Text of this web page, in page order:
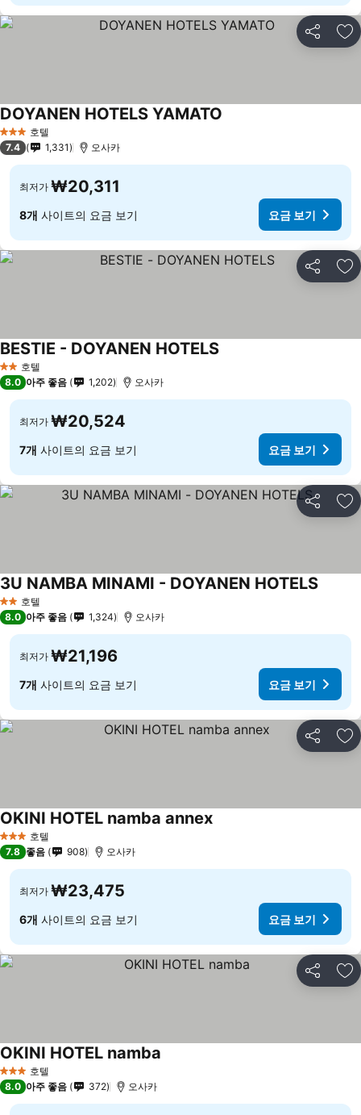
공유 즐
3 성급 호텔
DOYANEN HOTELS YAMATO
7.4 1,331 오사카
최저가 ₩20,311
8개 사이트의 요금 보기 요금 보기
공유 즐
2 성급호텔
BESTIE - DOYANEN HOTELS
8.0 아주 좋음 1,202 오사카
최저가 ₩20,524
7개 사이트의 요금 보기 요금 보기
공유 즐
2 성급호텔
3U NAMBA MINAMI - DOYANEN HOTELS
8.0 아주 좋음 1,324 오사카
최저가 ₩21,196
7개 사이트의 요금 보기 요금 보기
공유 즐
3 성급 호텔
OKINI HOTEL namba annex요금 보기
7.8 좋음 908 오사카
최저가 ₩23,475
6개 사이트의 요금 보기 요금 보기
공유 즐
3 성급 호텔
OKINI HOTEL namba
8.0 아주 좋음 372 오사카